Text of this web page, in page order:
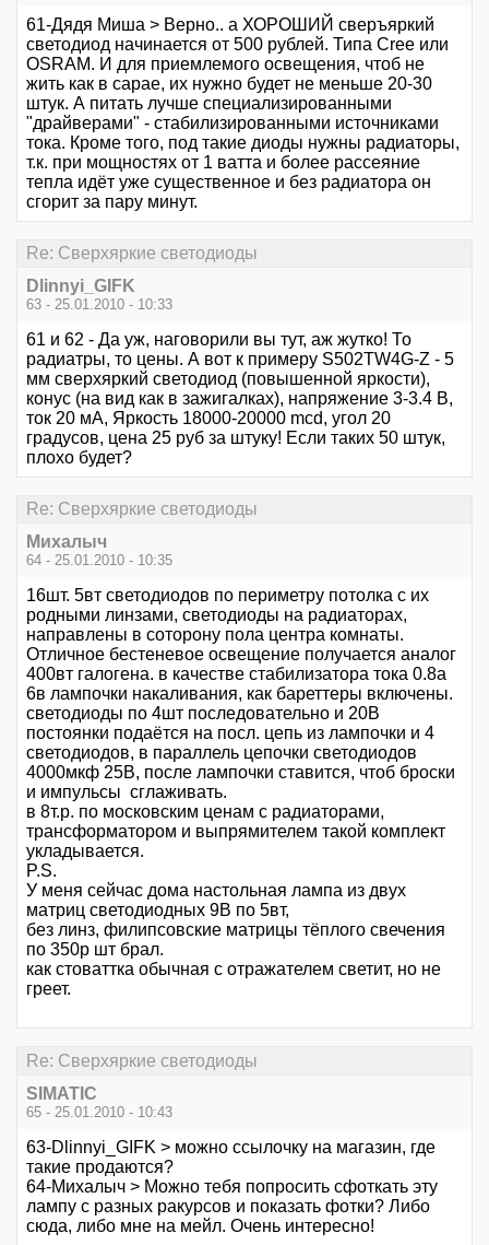
61-Дядя Миша > Верно.. а ХОРОШИЙ сверъяркий
светодиод начинается от 500 рублей. Типа Cree или
OSRAM. И для приемлемого освещения, чтоб не
жить как в сарае, их нужно будет не меньше 20-30
штук. А питать лучше специализированными
"драйверами" - стабилизированными источниками
тока. Кроме того, под такие диоды нужны радиаторы,
т.к. при мощностях от 1 ватта и более рассеяние
тепла идёт уже существенное и без радиатора он
сгорит за пару минут.
Re: Сверхяркие светодиоды
Dlinnyi_GIFK
63 - 25.01.2010 - 10:33
61 и 62 - Да уж, наговорили вы тут, аж жутко! То
радиатры, то цены. А вот к примеру S502TW4G-Z - 5
мм сверхяркий светодиод (повышенной яркости),
конус (на вид как в зажигалках), напряжение 3-3.4 В,
ток 20 мА, Яркость 18000-20000 mcd, угол 20
градусов, цена 25 руб за штуку! Если таких 50 штук,
плохо будет?
Re: Сверхяркие светодиоды
Михалыч
64 - 25.01.2010 - 10:35
16шт. 5вт светодиодов по периметру потолка с их
родными линзами, светодиоды на радиаторах,
направлены в соторону пола центра комнаты.
Отличное бестеневое освещение получается аналог
400вт галогена. в качестве стабилизатора тока 0.8а
6в лампочки накаливания, как бареттеры включены.
светодиоды по 4шт последовательно и 20В
постоянки подаётся на посл. цепь из лампочки и 4
светодиодов, в параллель цепочки светодиодов
4000мкф 25В, после лампочки ставится, чтоб броски
и импульсы сглаживать.
в 8т.р. по московским ценам с радиаторами,
трансформатором и выпрямителем такой комплект
укладывается.
P.S.
У меня сейчас дома настольная лампа из двух
матриц светодиодных 9В по 5вт,
без линз, филипсовские матрицы тёплого свечения
по 350р шт брал.
как стоваттка обычная с отражателем светит, но не
греет.
Re: Сверхяркие светодиоды
SIMATIC
65 - 25.01.2010 - 10:43
63-Dlinnyi_GIFK > можно ссылочку на магазин, где
такие продаются?
64-Михалыч > Можно тебя попросить сфоткать эту
лампу с разных ракурсов и показать фотки? Либо
сюда, либо мне на мейл. Очень интересно!